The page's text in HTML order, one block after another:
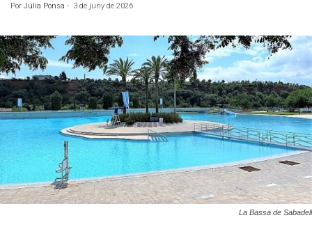
Por Júlia Ponsa - 3 de juny de 2026
La Bassa de Sabadell